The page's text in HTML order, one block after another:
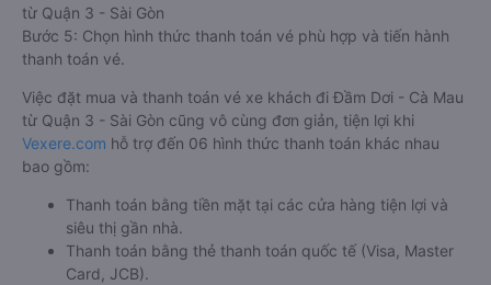
từ Quận 3 - Sài Gòn
Bước 5: Chọn hình thức thanh toán vé phù hợp và tiến hành
thanh toán vé.
Việc đặt mua và thanh toán vé xe khách đi Đầm Dơi - Cà Mau
từ Quận 3 - Sài Gòn cũng vô cùng đơn giản, tiện lợi khi
Vexere.com hỗ trợ đến 06 hình thức thanh toán khác nhau
bao gồm:
Thanh toán bằng tiền mặt tại các cửa hàng tiện lợi và
siêu thị gần nhà.
Thanh toán bằng thẻ thanh toán quốc tế (Visa, Master
Card, JCB).